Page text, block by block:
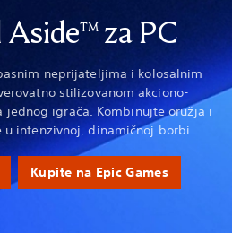
TMza PC
neprijateljima i kolosalnim
stilizovanom akciono-
jednog igrača. Kombinujte oružja i
u intenzivnoj, dinamičnoj borbi.
Kupite na Epic Games